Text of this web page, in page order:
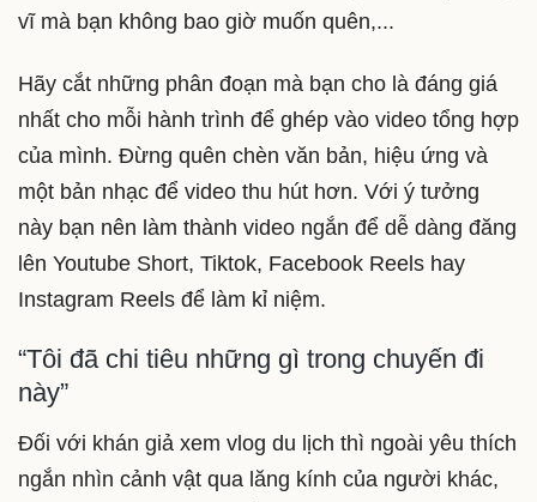
vĩ mà bạn không bao giờ muốn quên,...
Hãy cắt những phân đoạn mà bạn cho là đáng giá
nhất cho mỗi hành trình để ghép vào video tổng hợp
của mình. Đừng quên chèn văn bản, hiệu ứng và
một bản nhạc để video thu hút hơn. Với ý tưởng
này bạn nên làm thành video ngắn để dễ dàng đăng
lên Youtube Short, Tiktok, Facebook Reels hay
Instagram Reels để làm kỉ niệm.
“Tôi đã chi tiêu những gì trong chuyến đi
này”
Đối với khán giả xem vlog du lịch thì ngoài yêu thích
ngắn nhìn cảnh vật qua lăng kính của người khác,